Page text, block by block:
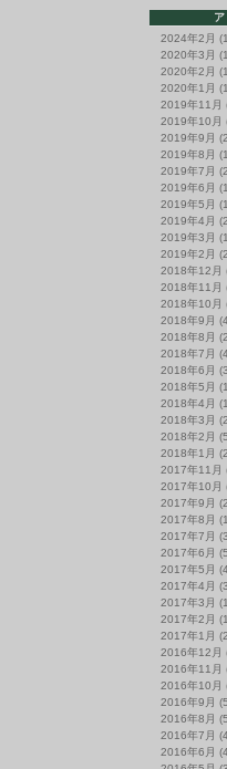
2024年2月
2020年3月
2020年2月
2020年1月
2019年11月
2019年10月
2019年9月
2019年8月
2019年7月
2019年6月
2019年5月
2019年4月
2019年3月
2019年2月
2018年12月
2018年11月
2018年10月
2018年9月
2018年8月
2018年7月
2018年6月
2018年5月
2018年4月
2018年3月
2018年2月
2018年1月
2017年11月
2017年10月
2017年9月
2017年8月
2017年7月
2017年6月
2017年5月
2017年4月
2017年3月
2017年2月
2017年1月
2016年12月
2016年11月
2016年10月
2016年9月
2016年8月
2016年7月
2016年6月